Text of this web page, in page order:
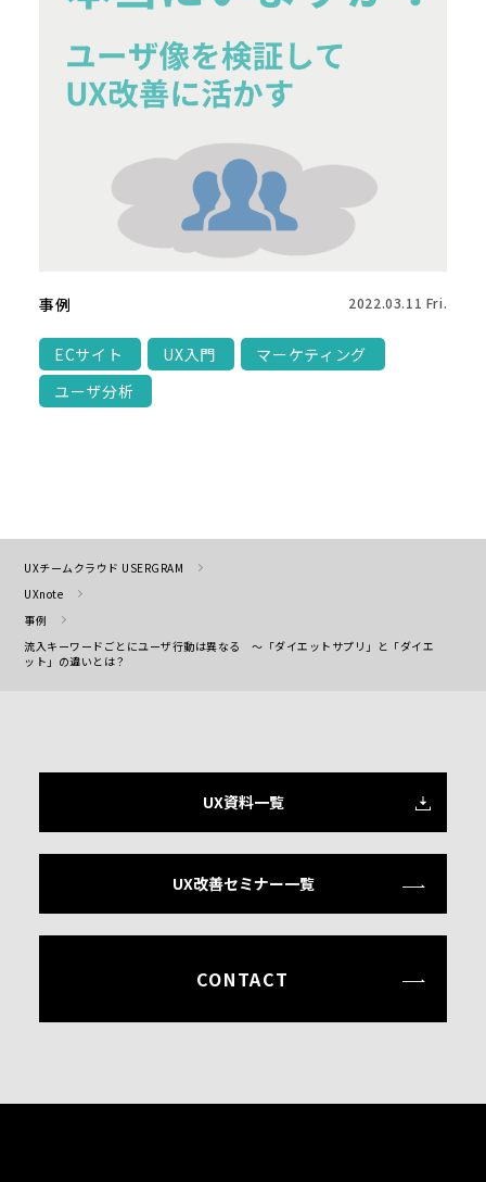
事例 2022.03.11 Fri.
ECサイト UX入門
マーケティング
ユーザ分析
UXチームクラウド USERGRAM
UXnote
事例
流入キーワードごとにユーザ行動は異なる ～「ダイエットサプリ」と「ダイエ
ット」の違いとは？
UX資料一覧
UX改善セミナー一覧
CONTACT